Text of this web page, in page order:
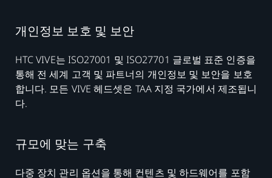
개인정보 보호 및 보안
HTC VIVE는 ISO27001 및 ISO27701 글로벌 표준 인증을
통해 전 세계 고객 및 파트너의 개인정보 및 보안을 보호
합니다. 모든 VIVE 헤드셋은 TAA 지정 국가에서 제조됩니
다.
규모에 맞는 구축
다중 장치 관리 옵션을 통해 컨텐츠 및 하드웨어를 포함